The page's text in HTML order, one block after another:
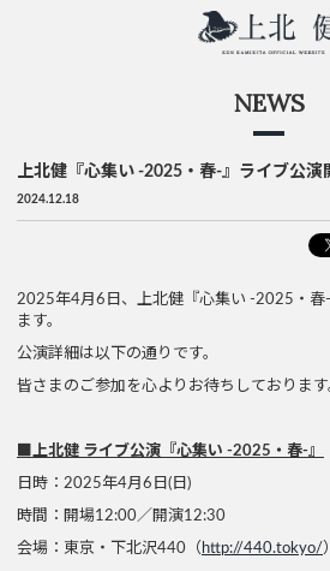
NEWS
上北健『心集い -2025・春-』ライブ公演
2024.12.18
2025年4月6日、上北健『心集い -2025・春
ます。
公演詳細は以下の通りです。
皆さまのご参加を心よりお待ちしております
■上北健 ライブ公演『心集い -2025・春-』
日時：2025年4月6日(日)
時間：開場12:00／開演12:30
会場：東京・下北沢440（ http://440.tokyo/）